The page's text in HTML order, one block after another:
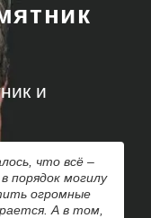
и
что всё –
порядок могилу
огромные
А в том,